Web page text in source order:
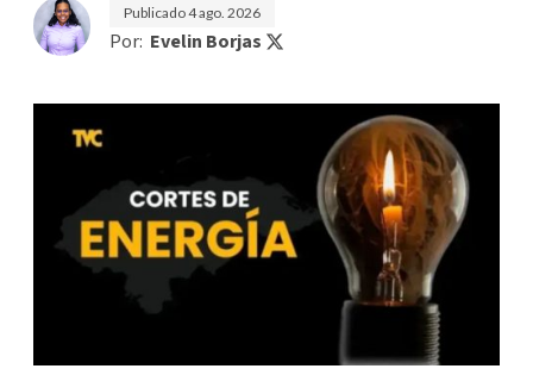
Publicado4 ago. 2026
Por: Evelin Borjas